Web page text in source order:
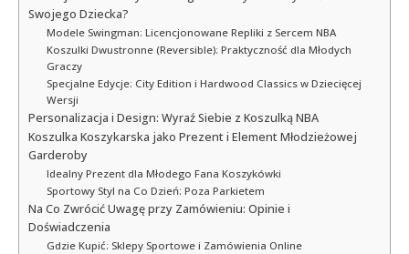
Swojego Dziecka?
Modele Swingman: Licencjonowane Repliki z Sercem NBA
Koszulki Dwustronne (Reversible): Praktyczność dla Młodych
Graczy
Specjalne Edycje: City Edition i Hardwood Classics w Dziecięcej
Wersji
Personalizacja i Design: Wyraź Siebie z Koszulką NBA
Koszulka Koszykarska jako Prezent i Element Młodzieżowej
Garderoby
Idealny Prezent dla Młodego Fana Koszykówki
Sportowy Styl na Co Dzień: Poza Parkietem
Na Co Zwrócić Uwagę przy Zamówieniu: Opinie i
Doświadczenia
Gdzie Kupić: Sklepy Sportowe i Zamówienia Online